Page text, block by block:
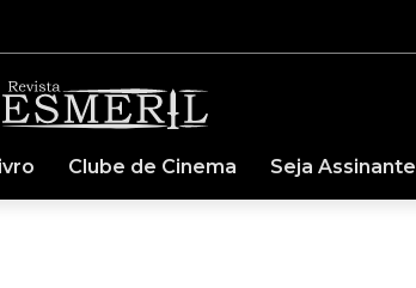
Clube de Cinema Seja Assinante